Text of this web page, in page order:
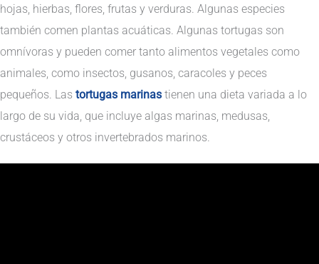
hojas, hierbas, flores, frutas y verduras. Algunas especies
también comen plantas acuáticas. Algunas tortugas son
omnívoras y pueden comer tanto alimentos vegetales como
animales, como insectos, gusanos, caracoles y peces
pequeños. Las tortugas marinas tienen una dieta variada a lo
largo de su vida, que incluye algas marinas, medusas,
crustáceos y otros invertebrados marinos.